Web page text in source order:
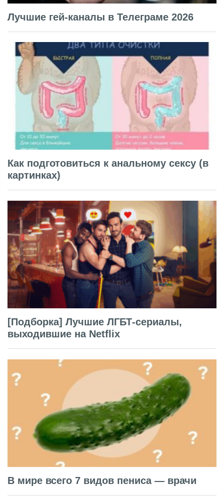
Лучшие гей-каналы в Телеграме 2026
Как подготовиться к анальному сексу (в
картинках)
[Подборка] Лучшие ЛГБТ-сериалы,
выходившие на Netflix
В мире всего 7 видов пениса — врачи